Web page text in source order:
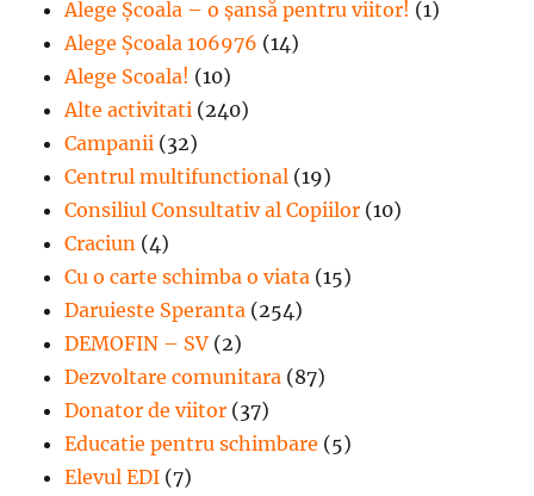
Alege Şcoala – o şansă pentru viitor! (1)
Alege Școala 106976 (14)
Alege Scoala! (10)
Alte activitati (240)
Campanii (32)
Centrul multifunctional (19)
Consiliul Consultativ al Copiilor (10)
Craciun (4)
Cu o carte schimba o viata (15)
Daruieste Speranta (254)
DEMOFIN – SV (2)
Dezvoltare comunitara (87)
Donator de viitor (37)
Educatie pentru schimbare (5)
Elevul EDI (7)